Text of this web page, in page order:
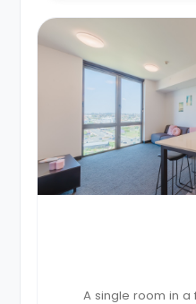
A single room in